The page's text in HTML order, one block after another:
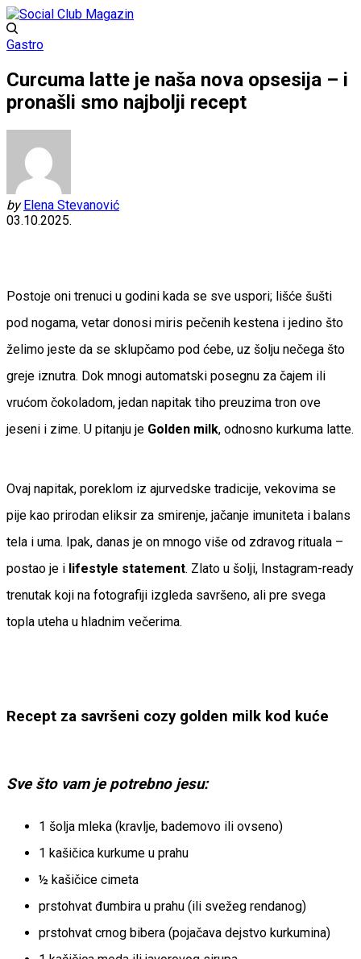
Gastro
Curcuma latte je naša nova opsesija – i
pronašli smo najbolji recept
by Elena Stevanović
03.10.2025.
Postoje oni trenuci u godini kada se sve uspori; lišće šušti
pod nogama, vetar donosi miris pečenih kestena i jedino što
želimo jeste da se sklupčamo pod ćebe, uz šolju nečega što
greje iznutra. Dok mnogi automatski posegnu za čajem ili
vrućom čokoladom, jedan napitak tiho preuzima tron ove
jeseni i zime. U pitanju je Golden milk, odnosno kurkuma latte.
Ovaj napitak, poreklom iz ajurvedske tradicije, vekovima se
pije kao prirodan eliksir za smirenje, jačanje imuniteta i balans
tela i uma. Ipak, danas je on mnogo više od zdravog rituala –
postao je i lifestyle statement. Zlato u šolji, Instagram-ready
trenutak koji na fotografiji izgleda savršeno, ali pre svega
topla uteha u hladnim večerima.
Recept za savršeni cozy golden milk kod kuće
Sve što vam je potrebno jesu:
1 šolja mleka (kravlje, bademovo ili ovseno)
1 kašičica kurkume u prahu
½ kašičice cimeta
prstohvat đumbira u prahu (ili svežeg rendanog)
prstohvat crnog bibera (pojačava dejstvo kurkumina)